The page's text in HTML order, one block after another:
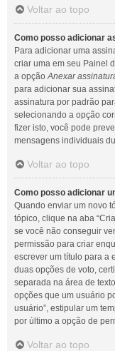
Voltar ao topo
Como posso adicionar
Para adicionar uma
criar uma em seu Painel
a opçãoAnexar
para adicionar sua
assinatura por padrão
selecionando a opção
fizer isto, você pode
mensagens individuais
Voltar ao topo
Como posso adicionar
Quando enviar um novo
tópico, clique na aba
se você não conseguir
permissão para criar
escrever um título para a
duas opções de voto,
separada na área de
opções que um usuário
usuário”, estipular um
por último a opção de
Voltar ao topo